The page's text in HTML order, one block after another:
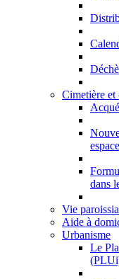
Cimetière et
dans
Vie
Aide à
Urbanisme
Le